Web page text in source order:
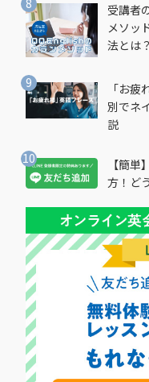
受講者
メソッ
法とは？
「お
別でネ
説
【簡
方！ど